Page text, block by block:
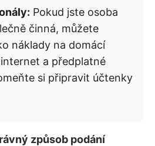
Pokud jste osoba
činná, můžete
náklady na domácí
a předplatné
si připravit účtenky
způsob podání